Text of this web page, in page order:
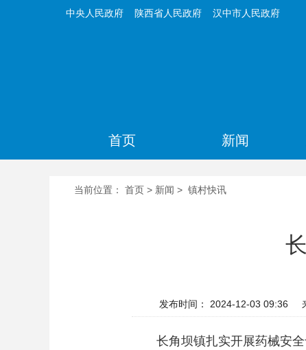
中央人民政府 陕西省人民政府 汉中市人民政府
首页 新闻
当前位置： 首页 > 新闻 > 镇村快讯
发布时间： 2024-12-03 09:36
长角坝镇扎实开展药械安